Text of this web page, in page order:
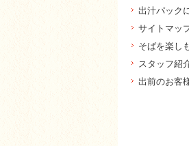
出汁パック
サイトマッ
そばを楽し
スタッフ紹
出前のお客